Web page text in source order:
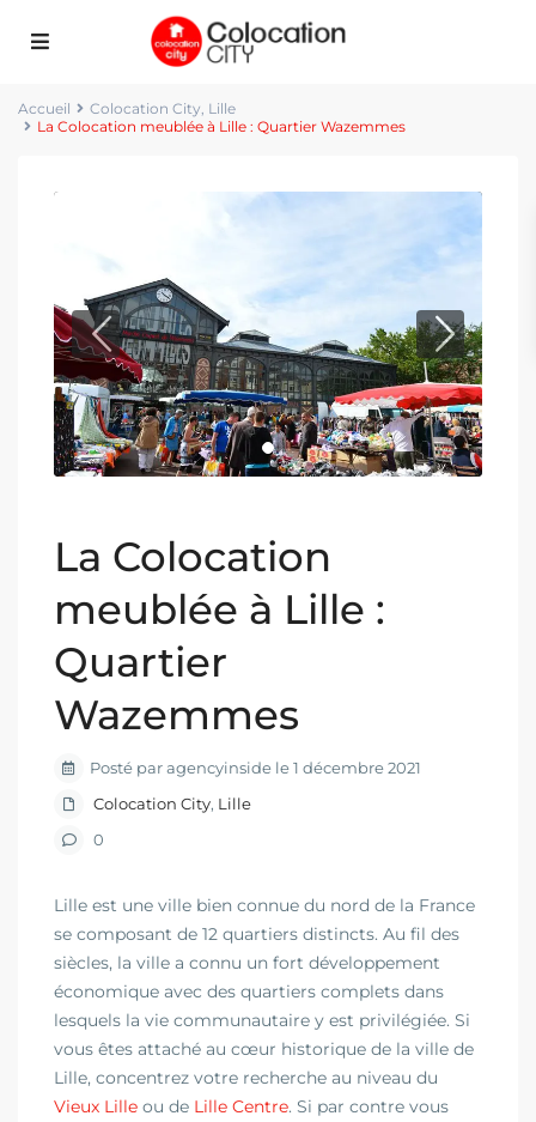
Accueil Colocation City, Lille
La Colocation meublée à Lille : Quartier Wazemmes
La Colocation
meublée à Lille :
Quartier
Wazemmes
Posté par agencyinside le 1 décembre 2021
Colocation City, Lille
0
Lille est une ville bien connue du nord de la France
se composant de 12 quartiers distincts. Au fil des
siècles, la ville a connu un fort développement
économique avec des quartiers complets dans
lesquels la vie communautaire y est privilégiée. Si
vous êtes attaché au cœur historique de la ville de
Lille, concentrez votre recherche au niveau du
Vieux Lille ou de Lille Centre. Si par contre vous